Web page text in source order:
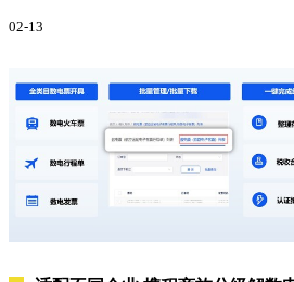
通
消
科
02-13